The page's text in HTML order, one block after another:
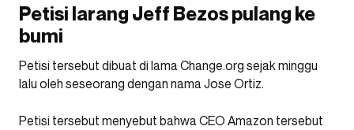
Petisi larang Jeff Bezos pulang ke
bumi
Petisi tersebut dibuat di lama Change.org sejak minggu
lalu oleh seseorang dengan nama Jose Ortiz.
Petisi tersebut menyebut bahwa CEO Amazon tersebut